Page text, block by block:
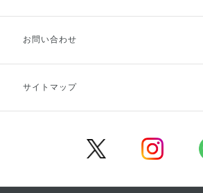
お支払方法
キャンセル・返品・交換
お問い合わせ
サイトマップ